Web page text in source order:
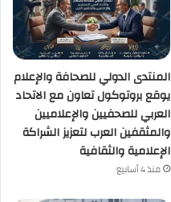
المنتدى الدولي للصحافة والإعلام
يوقع بروتوكول تعاون مع الاتحاد
العربي للصحفيين والإعلاميين
والمثقفين العرب لتعزيز الشراكة
الإعلامية والثقافية
منذ 4 أسابيع